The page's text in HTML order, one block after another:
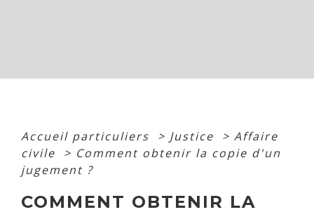
Accueil particuliers > Justice > Affaire
civile
> Comment obtenir la copie d'un
jugement ?
COMMENT OBTENIR LA